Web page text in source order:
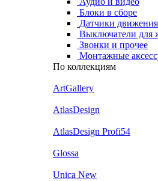
Блоки в сборе
Датчики движения
Выключатели для
Звонки и прочее
Монтажные
По коллекциям
ArtGallery
AtlasDesign
AtlasDesign Profi54
Glossa
Unica New